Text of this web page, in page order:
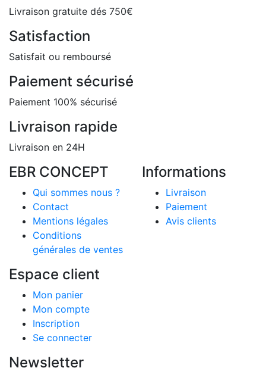
Livraison gratuite dés 750€
Satisfaction
Satisfait ou remboursé
Paiement sécurisé
Paiement 100% sécurisé
Livraison rapide
Livraison en 24H
EBR CONCEPT
Qui sommes nous ?
Contact
Mentions légales
Conditions
générales de ventes
Informations
Livraison
Paiement
Avis clients
Espace client
Mon panier
Mon compte
Inscription
Se connecter
Newsletter